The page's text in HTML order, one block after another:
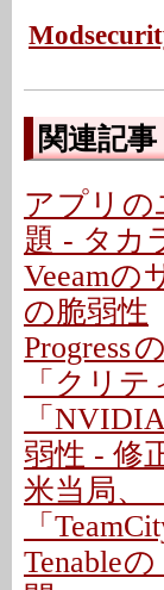
関連記事
アプリの
題 - タカ
Veeam
の脆弱性
Progress
「クリ
「
弱性 - 修
米当局、
「
Tenable